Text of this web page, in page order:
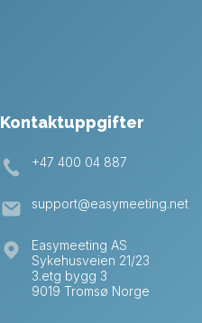
Kontaktuppgifter
+47 400 04 887
support@easymeeting.net
Easymeeting AS
Sykehusveien 21/23
3.etg bygg 3
9019 Tromsø Norge